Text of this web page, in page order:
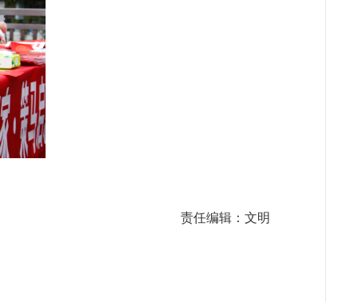
责任编辑：文明